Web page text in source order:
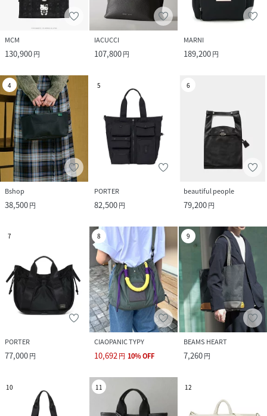
MCM
130,900円
IACUCCI
107,800円
MARNI
189,200円
4
Bshop
38,500円
5
PORTER
82,500円
6
beautiful people
79,200円
7
PORTER
77,000円
8
CIAOPANIC TYPY
10,692円 10%OFF
9
BEAMS HEART
7,260円
10 11 12